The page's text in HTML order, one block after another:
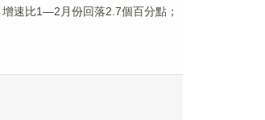
速比1—2月份回落2.7個百分點；